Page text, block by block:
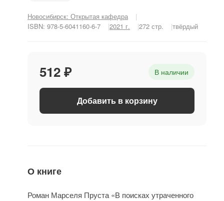
Новосибирск: Открытая кафедра
ISBN: 978-5-6041160-6-7
2021 г. 272 стр. твёрдый
512 ₽ В наличии
Добавить в корзину
О книге
Роман Марселя Пруста «В поисках утраченного